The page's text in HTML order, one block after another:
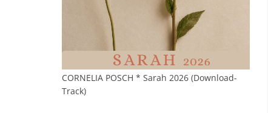
CORNELIA POSCH * Sarah 2026 (Download-
Track)